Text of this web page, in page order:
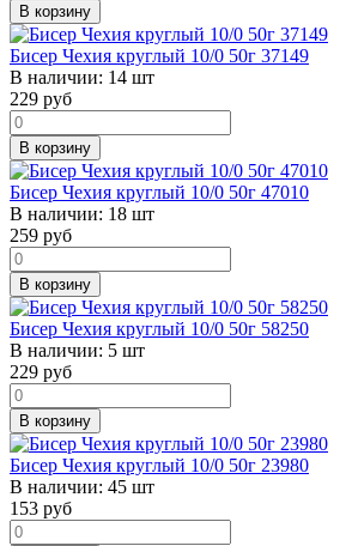
В корзину
Бисер Чехия круглый 10/0 50г 37149
В наличии: 14 шт
229 руб
В корзину
Бисер Чехия круглый 10/0 50г 47010
В наличии: 18 шт
259 руб
В корзину
Бисер Чехия круглый 10/0 50г 58250
В наличии: 5 шт
229 руб
В корзину
Бисер Чехия круглый 10/0 50г 23980
В наличии: 45 шт
153 руб